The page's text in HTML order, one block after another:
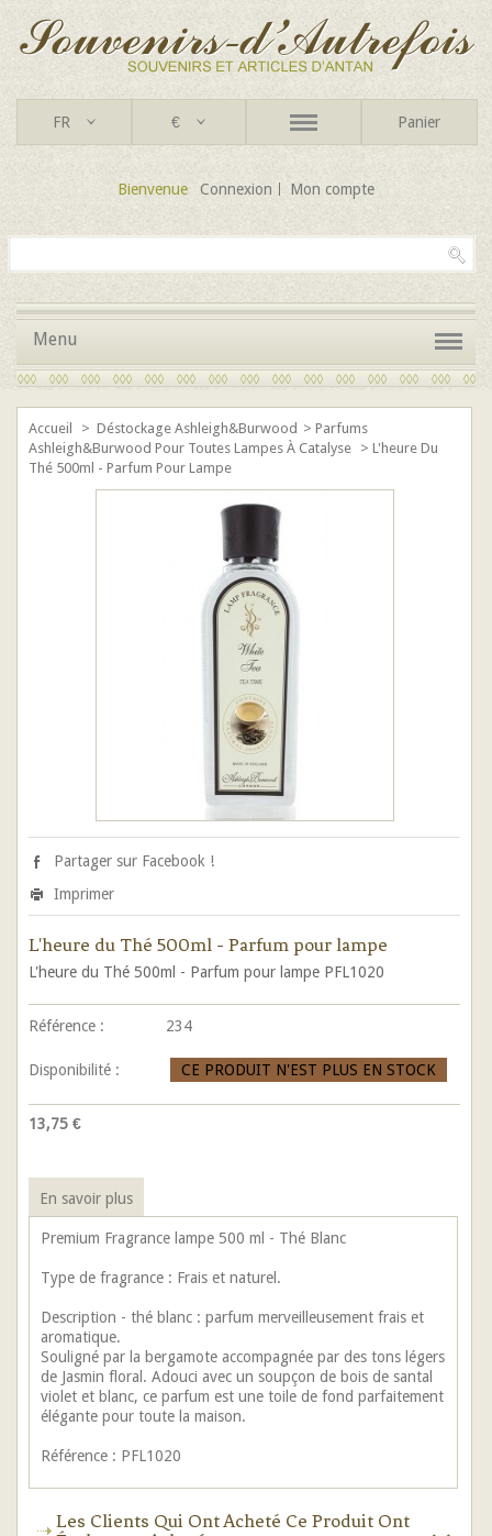
FR € Panier
Bienvenue Connexion Mon compte
Menu
Accueil > Déstockage Ashleigh&Burwood > Parfums
Ashleigh&Burwood Pour Toutes Lampes À Catalyse > L'heure Du
Thé 500ml - Parfum Pour Lampe
Partager sur Facebook !
Imprimer
L'heure du Thé 500ml - Parfum pour lampe
L'heure du Thé 500ml - Parfum pour lampe PFL1020
Référence : 234
Disponibilité : CE PRODUIT N'EST PLUS EN STOCK
13,75 €
En savoir plus
Premium Fragrance lampe 500 ml - Thé Blanc
Type de fragrance : Frais et naturel.
Description - thé blanc : parfum merveilleusement frais et
aromatique.
Souligné par la bergamote accompagnée par des tons légers
de Jasmin floral. Adouci avec un soupçon de bois de santal
violet et blanc, ce parfum est une toile de fond parfaitement
élégante pour toute la maison.
Référence : PFL1020
Les Clients Qui Ont Acheté Ce Produit Ont